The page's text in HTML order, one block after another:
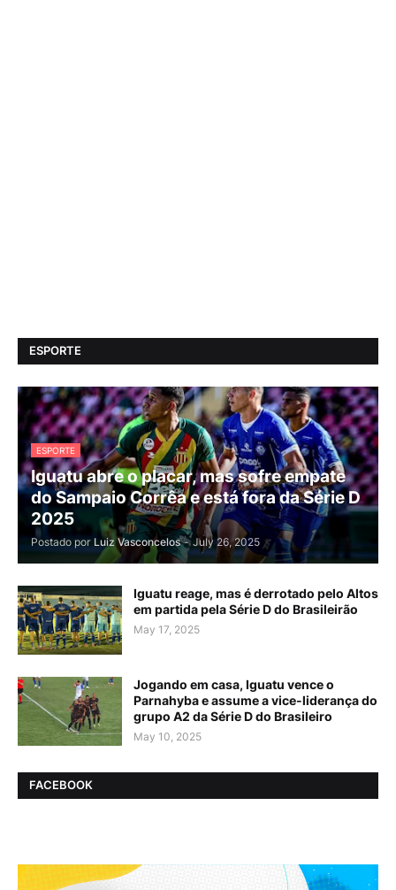
ESPORTE
ESPORTE
Iguatu abre o placar, mas sofre empate
do Sampaio Corrêa e está fora da Série D
2025
Postado por Luiz Vasconcelos - July 26, 2025
Iguatu reage, mas é derrotado pelo Altos
em partida pela Série D do Brasileirão
May 17, 2025
Jogando em casa, Iguatu vence o
Parnahyba e assume a vice-liderança do
grupo A2 da Série D do Brasileiro
May 10, 2025
FACEBOOK